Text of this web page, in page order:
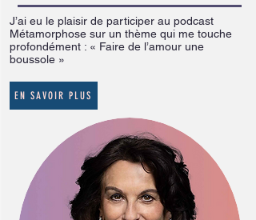
J’ai eu le plaisir de participer au podcast
Métamorphose sur un thème qui me touche
profondément : « Faire de l’amour une
boussole »
EN SAVOIR PLUS